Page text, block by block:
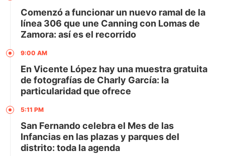
Comenzó a funcionar un nuevo ramal de la
línea 306 que une Canning con Lomas de
Zamora: así es el recorrido
9:00 AM
En Vicente López hay una muestra gratuita
de fotografías de Charly García: la
particularidad que ofrece
5:11 PM
San Fernando celebra el Mes de las
Infancias en las plazas y parques del
distrito: toda la agenda